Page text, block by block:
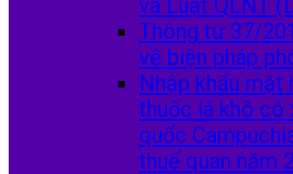
và Luật QLNT
Thông tư 37/
về biện pháp
Nhập khẩu mặt
thuốc lá khô có
quốc
thuế quan năm